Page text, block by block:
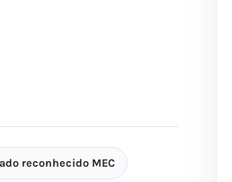
reconhecido MEC